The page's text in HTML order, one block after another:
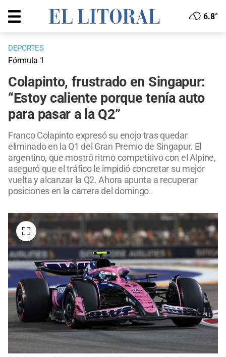
6.8°
DEPORTES
Fórmula 1
Colapinto, frustrado en Singapur:
“Estoy caliente porque tenía auto
para pasar a la Q2”
Franco Colapinto expresó su enojo tras quedar
eliminado en la Q1 del Gran Premio de Singapur. El
argentino, que mostró ritmo competitivo con el Alpine,
aseguró que el tráfico le impidió concretar su mejor
vuelta y alcanzar la Q2. Ahora apunta a recuperar
posiciones en la carrera del domingo.